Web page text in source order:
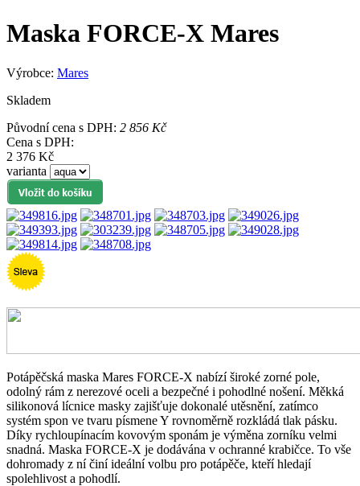
Maska FORCE-X Mares
Výrobce: Mares
Skladem
Původní cena s DPH: 2 856 Kč
Cena s DPH:
2 376 Kč
varianta
Potápěčská maska Mares FORCE-X nabízí široké zorné pole,
odolný rám z nerezové oceli a bezpečné i pohodlné nošení. Měkká
silikonová lícnice masky zajišťuje dokonalé utěsnění, zatímco
systém spon ve tvaru písmene Y rovnoměrně rozkládá tlak pásku.
Díky rychloupínacím kovovým sponám je výměna zorníku velmi
snadná. Maska FORCE-X je dodávána v ochranné krabičce. To vše
dohromady z ní činí ideální volbu pro potápěče, kteří hledají
spolehlivost a pohodlí.